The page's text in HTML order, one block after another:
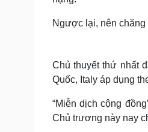
Ngược lại, nên chăng
Chủ thuyết thứ nhất
Quốc, Italy áp dụng
“Miễn dịch cộng
Chủ trương này nay